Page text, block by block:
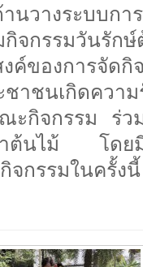
นวางระบบก
รรมวันรักษ์
ของการจัดกิ
ชาชนเกิดควา
กิจกรรม ร่ว
น้ำต้นไม้ โด
จกรรมในครั้